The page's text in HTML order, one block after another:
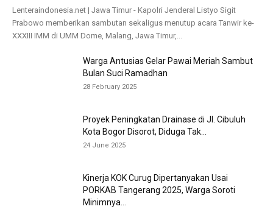
Lenteraindonesia.net | Jawa Timur - Kapolri Jenderal Listyo Sigit
Prabowo memberikan sambutan sekaligus menutup acara Tanwir ke-
XXXIII IMM di UMM Dome, Malang, Jawa Timur,...
Warga Antusias Gelar Pawai Meriah Sambut
Bulan Suci Ramadhan
28 February 2025
Proyek Peningkatan Drainase di Jl. Cibuluh
Kota Bogor Disorot, Diduga Tak...
24 June 2025
Kinerja KOK Curug Dipertanyakan Usai
PORKAB Tangerang 2025, Warga Soroti
Minimnya...